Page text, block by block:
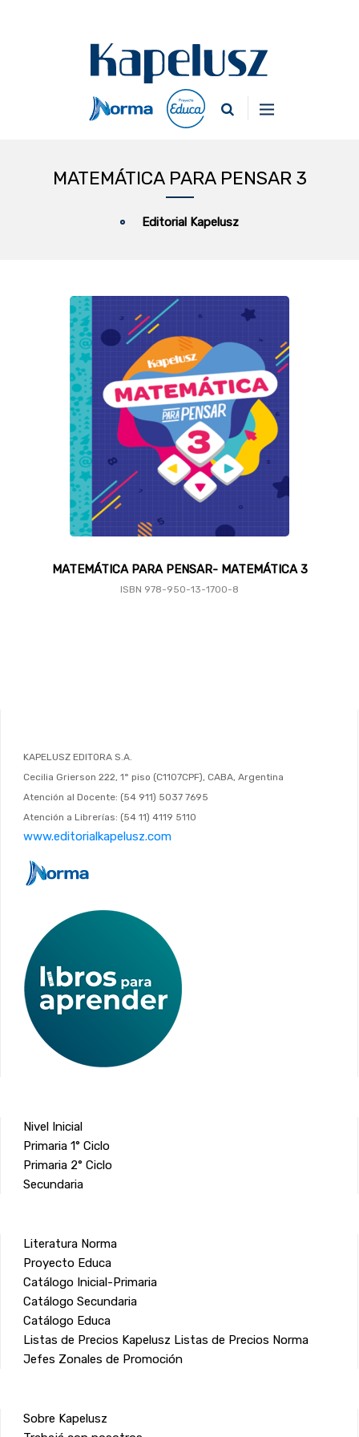
MATEMÁTICA PARA PENSAR 3
Editorial Kapelusz
MATEMÁTICA PARA PENSAR- MATEMÁTICA3
ISBN 978-950-13-1700-8
KAPELUSZ EDITORA S.A.
Cecilia Grierson 222, 1° piso (C1107CPF), CABA, Argentina
Atención al Docente: (54 911) 5037 7695
Atención a Librerías: (54 11) 4119 5110
www.editorialkapelusz.com
Nivel Inicial
Primaria 1° Ciclo
Primaria 2° Ciclo
Secundaria
Literatura Norma
Proyecto Educa
Catálogo Inicial-Primaria
Catálogo Secundaria
Catálogo Educa
Listas de Precios Kapelusz Listas de Precios Norma
Jefes Zonales de Promoción
Sobre Kapelusz